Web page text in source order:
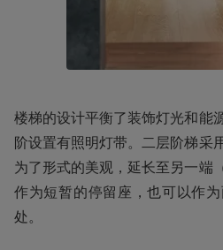
楼梯的设计平衡了装饰灯光和能
阶设置有照明灯带。二层阶梯采
为了形式的美观，延长至另一端
作为短暂的停留座，也可以作
处。